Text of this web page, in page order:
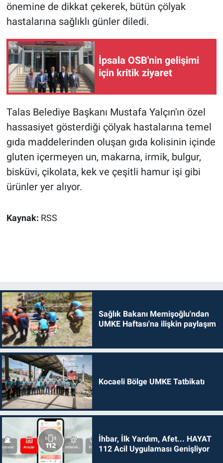
önemine de dikkat çekerek, bütün çölyak
hastalarına sağlıklı günler diledi.
İpsala OSB'nin gelişimi
için kritik ziyaret
Talas Belediye Başkanı Mustafa Yalçın'ın özel
hassasiyet gösterdiği çölyak hastalarına temel
gıda maddelerinden oluşan gıda kolisinin içinde
gluten içermeyen un, makarna, irmik, bulgur,
bisküvi, çikolata, kek ve çeşitli hamur işi gibi
ürünler yer alıyor.
Kaynak: RSS
Sağlık Bakanı Memişoğlu'ndan
UMKE Haftası'na ilişkin paylaşım
Kocaeli Bölge UMKE Tatbikatı
İhbar, İlk Yardım, Afet... HAYAT
112 Acil Uygulaması Genişliyor